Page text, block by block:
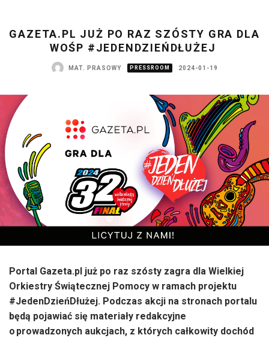
GAZETA.PL JUŻ PO RAZ SZÓSTY GRA DLA
WOŚP #JEDENDZIEŃDŁUŻEJ
MAT. PRASOWY PRESSROOM 2024-01-19
Portal Gazeta.pl już po raz szósty zagra dla Wielkiej
Orkiestry Świątecznej Pomocy w ramach projektu
#JedenDzieńDłużej. Podczas akcji na stronach portalu
będą pojawiać się materiały redakcyjne
o prowadzonych aukcjach, z których całkowity dochód